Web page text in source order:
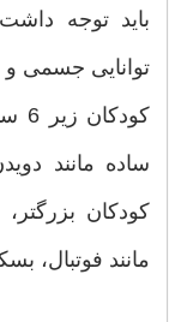
باید توجه
توانایی جسمی و
ساده مانند
کودکان
مانند فوتبال،